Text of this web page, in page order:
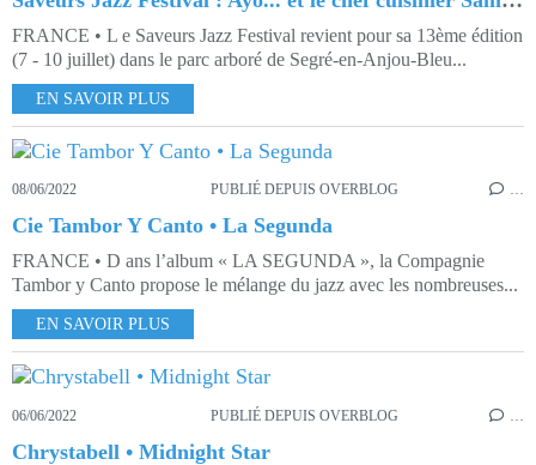
FRANCE • L e Saveurs Jazz Festival revient pour sa 13ème édition
(7 - 10 juillet) dans le parc arboré de Segré-en-Anjou-Bleu...
EN SAVOIR PLUS
08/06/2022 PUBLIÉ DEPUIS OVERBLOG …
Cie Tambor Y Canto • La Segunda
FRANCE • D ans l’album « LA SEGUNDA », la Compagnie
Tambor y Canto propose le mélange du jazz avec les nombreuses...
EN SAVOIR PLUS
06/06/2022 PUBLIÉ DEPUIS OVERBLOG
Chrystabell • Midnight Star